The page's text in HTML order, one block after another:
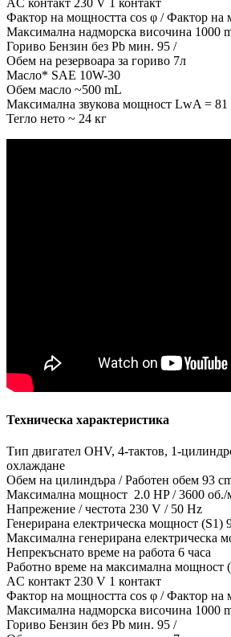
AC контакт 230 V 1 контакт
Фактор на мощността cos φ / Фактор на
Максимална надморска височина 1000
Гориво Бензин без Pb мин. 95 /
Обем на резервоара за гориво 7л
Масло* SAE 10W-30
Обем масло ~500 mL
Максимална звукова мощност LwA =
Тегло нето ~ 24 кг
Техническа характеристика
Тип двигател OHV, 4-тактов, 1-
охлаждане
Обем на цилиндъра / Работен обем 93
Максимална мощност 2.0 HP / 3600 об./
Напрежение / честота 230 V / 50 Hz
Генерирана електрическа мощност (S1)
Максимална генерирана електрическа
Непрекъснато време на работа 6 часа
Работно време на максимална мощност
AC контакт 230 V 1 контакт
Фактор на мощността cos φ / Фактор на
Максимална надморска височина 1000
Гориво Бензин без Pb мин. 95 /